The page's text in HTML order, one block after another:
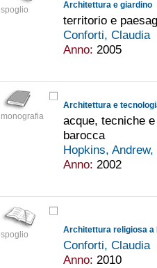
spoglio Architettura e giardino
territorio e
Conforti, Claudia
Anno: 2005
monografia
Architettura e
acque, tecniche
barocca
Hopkins,
Anno: 2002
spoglio Architettura religiosa a
Conforti, Claudia
Anno: 2010